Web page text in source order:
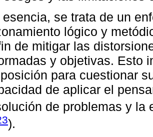
esencia, se trata de un
lógico y
de mitigar las
y objetivas. Esto
para cuestionar
de aplicar el
de problemas y la
).